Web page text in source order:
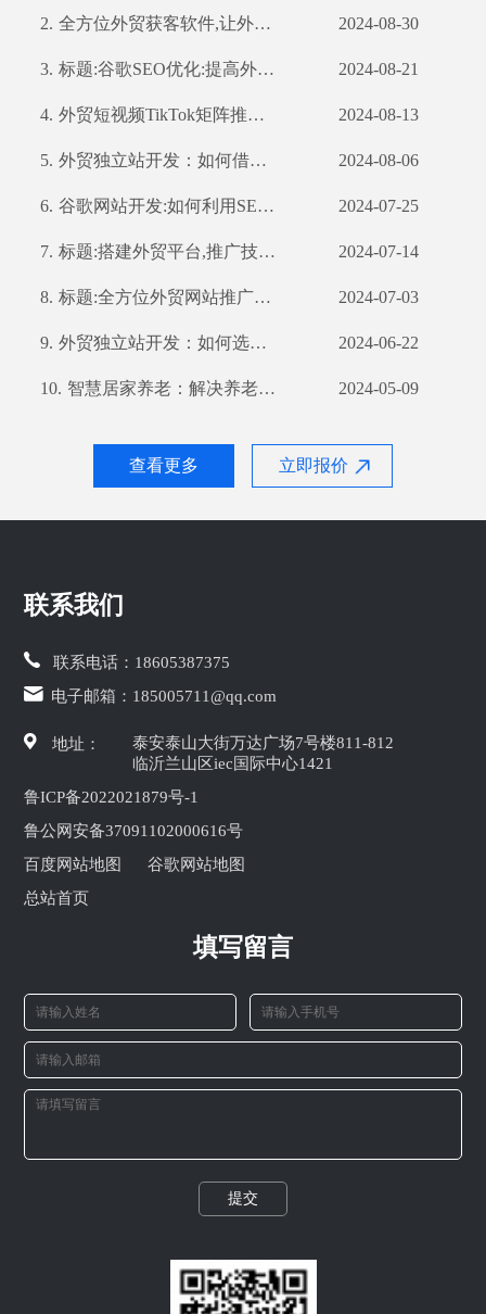
查看更多 立即报价
2. 全方位外贸获客软件,让外贸业务更轻松 2024-08-30
3. 标题:谷歌SEO优化:提高外贸企业全球曝光率 2024-08-21
4. 外贸短视频TikTok矩阵推广：如何利用TikTok扩大国际市场 2024-08-13
5. 外贸独立站开发：如何借助公司优势打造高效营销渠道 2024-08-06
6. 谷歌网站开发:如何利用SEO优化提高网站流量和转化率 2024-07-25
7. 标题:搭建外贸平台,推广技巧不容错过 2024-07-14
8. 标题:全方位外贸网站推广策略,提高你的网站曝光率 2024-07-03
9. 外贸独立站开发：如何选择合适的开发公司？ 2024-06-22
10. 智慧居家养老：解决养老难题的新思路 2024-05-09
联系我们
联系电话： 18605387375
电子邮箱： 185005711@qq.com
地址：
泰安泰山大街万达广场7号楼811-812
临沂兰山区iec国际中心1421
鲁ICP备2022021879号-1
鲁公网安备37091102000616号
百度网站地图
谷歌网站地图
总站首页
填写留言
提交